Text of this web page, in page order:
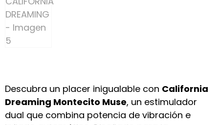
Descubra un placer inigualable con California
Dreaming Montecito Muse, un estimulador
dual que combina potencia de vibración e